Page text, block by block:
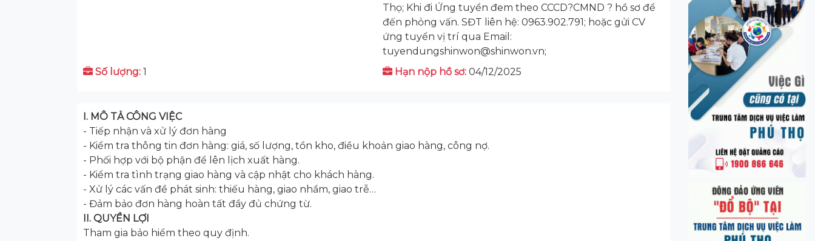
Thọ; Khi đi Ứng tuyển đem theo CCCD?CMND ? hồ sơ để
đến phỏng vấn. SĐT liên hệ: 0963.902.791; hoặc gửi CV
ứng tuyển vị trí qua Email:
tuyendungshinwon@shinwon.vn;
Số lượng: 1 Hạn nộp hồ sơ: 04/12/2025
I. MÔ TẢ CÔNG VIỆC
- Tiếp nhận và xử lý đơn hàng
- Kiểm tra thông tin đơn hàng: giá, số lượng, tồn kho, điều khoản giao hàng, công nợ.
- Phối hợp với bộ phận để lên lịch xuất hàng.
- Kiểm tra tình trạng giao hàng và cập nhật cho khách hàng.
- Xử lý các vấn đề phát sinh: thiếu hàng, giao nhầm, giao trễ…
- Đảm bảo đơn hàng hoàn tất đầy đủ chứng từ.
II. QUYỀN LỢI
Tham gia bảo hiểm theo quy định.